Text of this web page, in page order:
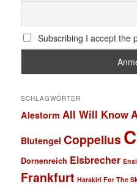
Subscribing I accept the
SCHLAGWÖRTER
Alestorm All Will Know
Blutengel Coppelius
Dornenreich Eisbrecher
Frankfurt Harakiri For The